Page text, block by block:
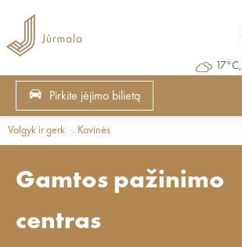
17°C,
Pirkite įėjimo bilietą
Valgyk ir gerk Kavinės
Gamtos pažinimo
centras